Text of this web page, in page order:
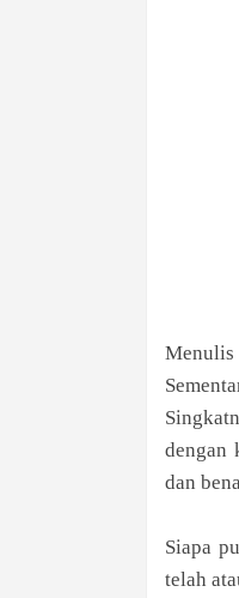
dengan
dan
Siapa
telah